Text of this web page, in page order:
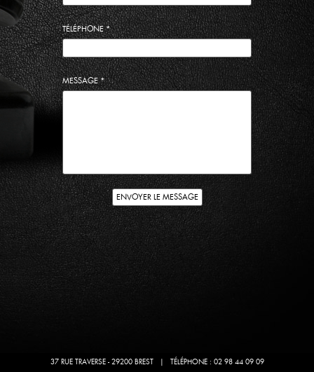
TÉLÉPHONE*
MESSAGE*
37 RUE TRAVERSE - 29200 BREST| TÉLÉPHONE : 02 98 44 09 09
CONTACT MENTIONS LÉGALES COMMUNICATION